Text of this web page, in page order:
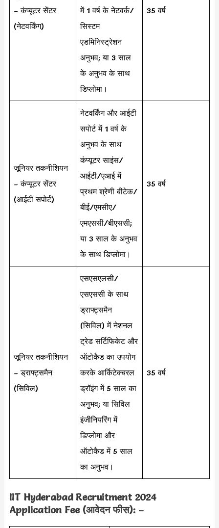
– कंप्यूटर सेंटर
(नेटवर्किंग)
में 1 वर्ष के नेटवर्क/
सिस्टम
एडमिनिस्ट्रेशन
अनुभव; या 3 साल
के अनुभव के साथ
डिप्लोमा।
35 वर्ष
जूनियर तकनीशियन
– कंप्यूटर सेंटर
(आईटी सपोर्ट)
नेटवर्किंग और आईटी
सपोर्ट में 1 वर्ष के
अनुभव के साथ
कंप्यूटर साइंस/
आईटी/एआई में
प्रथम श्रेणी बीटेक/
बीई/एमसीए/
एमएससी/बीएससी;
या 3 साल के अनुभव
के साथ डिप्लोमा।
35 वर्ष
जूनियर तकनीशियन
– ड्राफ्ट्समैन
(सिविल)
एसएसएलसी/
एसएससी के साथ
ड्राफ्ट्समैन
(सिविल) में नेशनल
ट्रेड सर्टिफिकेट और
ऑटोकैड का उपयोग
करके आर्किटेक्चरल
ड्रॉइंग में 5 साल का
अनुभव; या सिविल
इंजीनियरिंग में
डिप्लोमा और
ऑटोकैड में 5 साल
का अनुभव।
35 वर्ष
IIT Hyderabad Recruitment 2024
Application Fee (आवेदन फीस): –